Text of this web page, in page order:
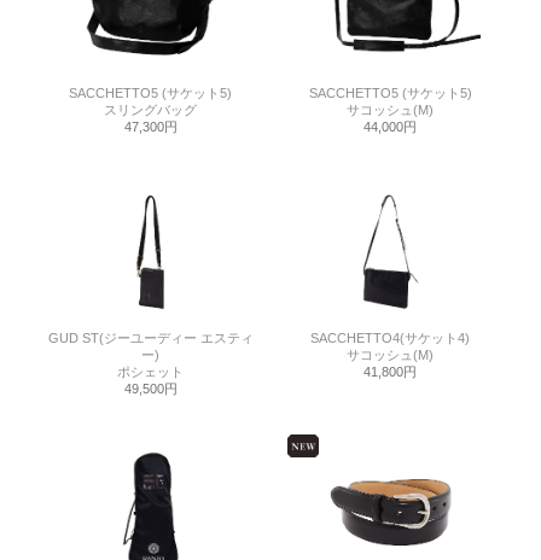
SACCHETTO5 (サケット5)
スリングバッグ
47,300円
SACCHETTO5 (サケット5)
サコッシュ(M)
44,000円
GUD ST(ジーユーディー エスティ
ー)
ポシェット
49,500円
SACCHETTO4(サケット4)
サコッシュ(M)
41,800円